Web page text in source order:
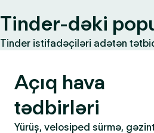
Tinder-dəki
Tinder istifadəçiləri adətən
Açıq hava
tədbirləri
Yürüş, velosiped sürmə,